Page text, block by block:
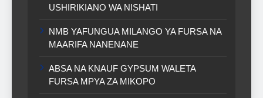
USHIRIKIANO WA NISHATI
NMB YAFUNGUA MILANGO YA FURSA NA
MAARIFA NANENANE
ABSA NA KNAUF GYPSUM WALETA
FURSA MPYA ZA MIKOPO